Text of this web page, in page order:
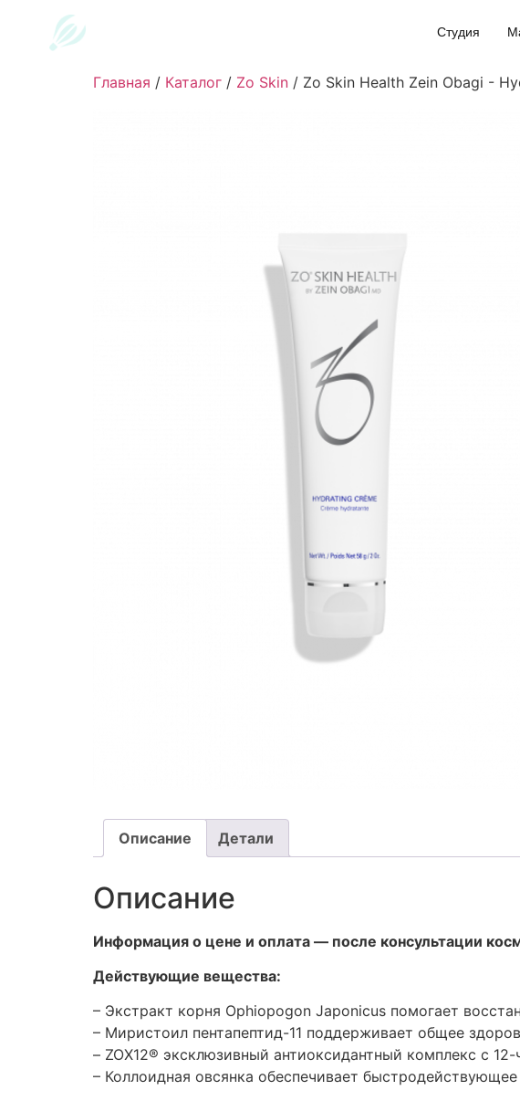
Студия
Главная / Каталог / Zo Skin / Zo Skin Health Zein Obagi -
Описание Детали
Описание
Информация о цене и оплата — после консультации
Действующие вещества:
– Экстракт корня Ophiopogon Japonicus помогает
– Миристоил пентапептид-11 поддерживает общее
– ZOX12® эксклюзивный антиоксидантный комплекс с
– Коллоидная овсянка обеспечивает